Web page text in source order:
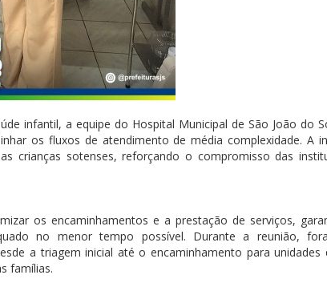
infantil, a equipe do Hospital Municipal de São João do
os fluxos de atendimento de média complexidade. A
crianças sotenses, reforçando o compromisso das
os encaminhamentos e a prestação de serviços,
no menor tempo possível. Durante a reunião,
a triagem inicial até o encaminhamento para unidades
famílias.